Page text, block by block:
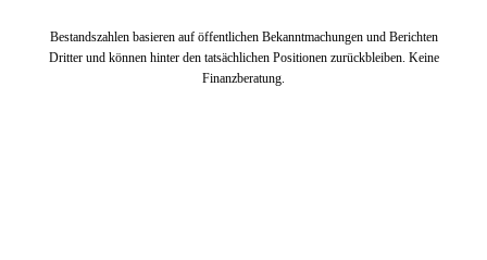
Bestandszahlen basieren auf öffentlichen Bekanntmachungen und Berichten
Dritter und können hinter den tatsächlichen Positionen zurückbleiben. Keine
Finanzberatung.